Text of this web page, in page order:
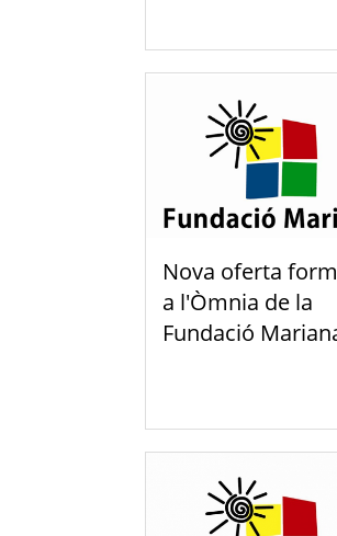
Nova oferta
a l'Òmnia de la
Fundació